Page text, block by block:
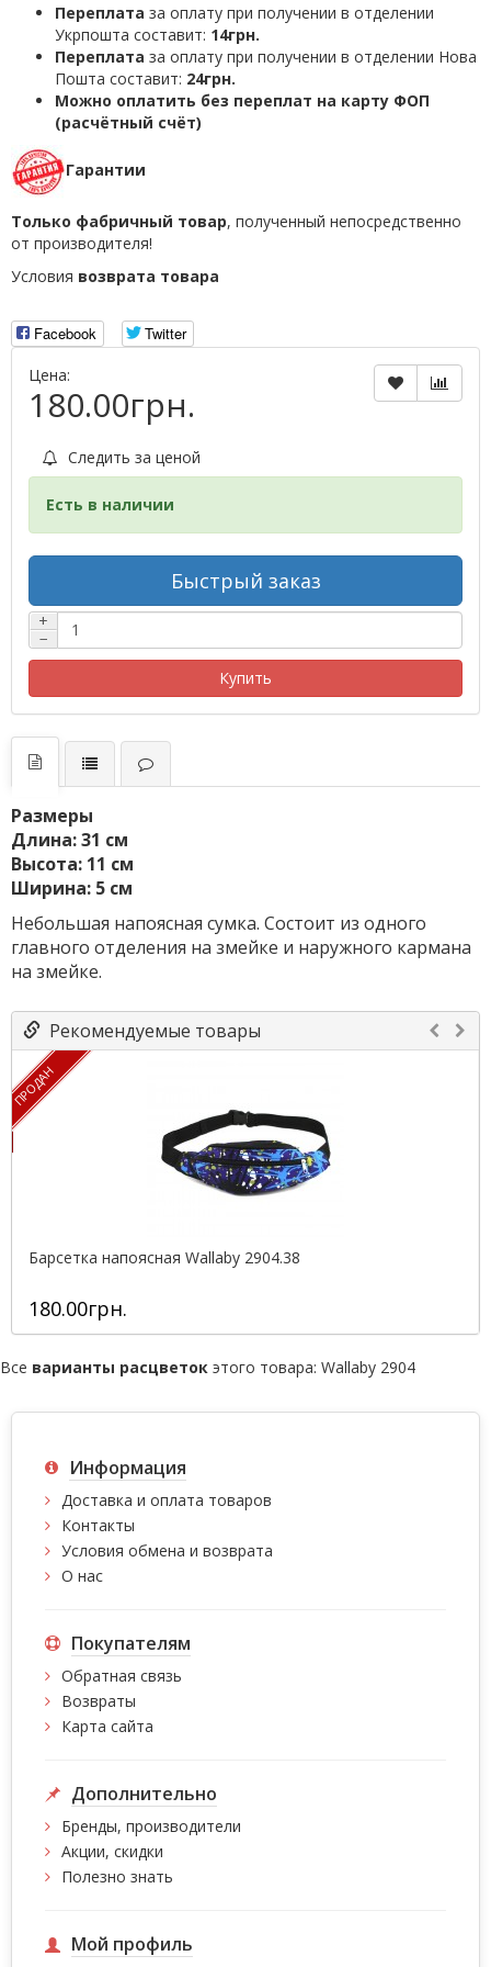
Переплата за оплату при получении в отделении
Укрпошта составит: 14грн.
Переплата за оплату при получении в отделении Нова
Пошта составит: 24грн.
Можно оплатить без переплат на карту ФОП
(расчётный счёт)
Гарантии
Только фабричный товар, полученный непосредственно
от производителя!
Условия возврата товара
Facebook
Twitter
Цена:
180.00грн.
Следить за ценой
Есть в наличии
Быстрый заказ
+
−
Купить
Размеры
Длина: 31 см
Высота: 11 см
Ширина: 5 см
Небольшая напоясная сумка. Состоит из одного
главного отделения на змейке и наружного кармана
на змейке.
Рекомендуемые товары
ПРОДАН
Барсетка напоясная Wallaby 2904.38
180.00грн.
Все варианты расцветок этого товара: Wallaby 2904
Информация
Доставка и оплата товаров
Контакты
Условия обмена и возврата
О нас
Покупателям
Обратная связь
Возвраты
Карта сайта
Дополнительно
Бренды, производители
Акции, скидки
Полезно знать
Мой профиль